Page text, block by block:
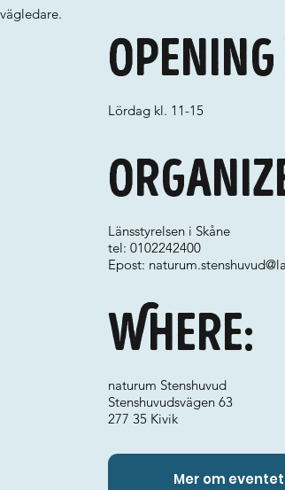
Where:
Länsstyrelsen i Skåne
tel: 0102242400
Epost:
naturum Stenshuvud
Stenshuvudsvägen 63
277 35 Kivik
Lördag kl. 11-15
Mer om eventet